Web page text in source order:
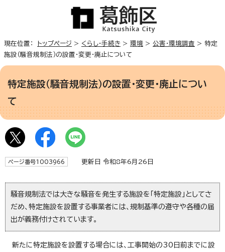
現在位置： トップページ > くらし・手続き > 環境 > 公害・環境調査 > 特定
施設（騒音規制法）の設置・変更・廃止について
特定施設（騒音規制法）の設置・変更・廃止につい
て
ページ番号1003966 更新日 令和8年6月26日
騒音規制法では大きな騒音を発生する施設を「特定施設」としてさ
だめ、特定施設を設置する事業者には、規制基準の遵守や各種の届
出が義務付けされています。
新たに特定施設を設置する場合には、工事開始の30日前までに設